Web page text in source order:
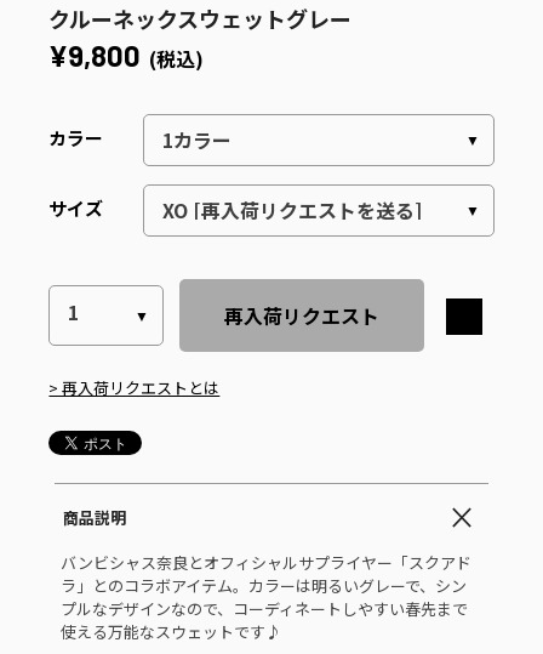
クルーネックスウェットグレー
¥9,800 (税込)
カラー
サイズ
再入荷リクエスト
> 再入荷リクエストとは
商品説明
バンビシャス奈良とオフィシャルサプライヤー「スクアド
ラ」とのコラボアイテム。カラーは明るいグレーで、シン
プルなデザインなので、コーディネートしやすい春先まで
使える万能なスウェットです♪